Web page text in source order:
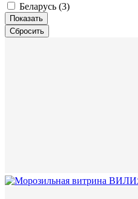
Беларусь (3)